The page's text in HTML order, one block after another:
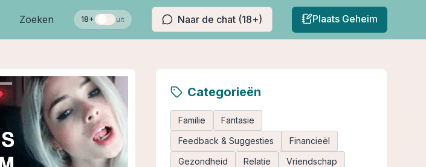
Zoeken 18+ uit Naar de chat (18+) Plaats Geheim
Categorieën
Familie
Fantasie
Feedback & Suggesties
Financieël
Gezondheid
Relatie
Vriendschap